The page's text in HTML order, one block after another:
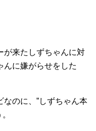
が来たしずちゃんに対
んに嫌がらせをした
のに、”しずちゃん本